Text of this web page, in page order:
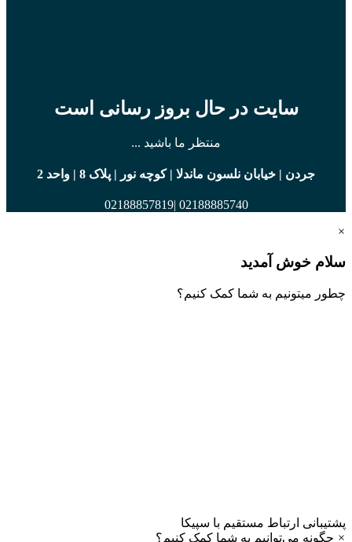
سایت در حال بروز رسانی است
منتظر ما باشید ...
جردن | خیابان نلسون ماندلا | کوچه نور | پلاک 8 | واحد 2
02188885740 |02188857819
×
سلام خوش آمدید
چطور میتونیم به شما کمک کنیم؟
پشتیبانی ارتباط مستقیم با سپیکا
× چگونه می‌توانیم به شما کمک کنیم؟